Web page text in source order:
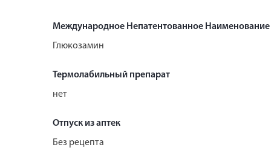
Международное Непатентованное Наименование
Глюкозамин
Термолабильный препарат
нет
Отпуск из аптек
Без рецепта